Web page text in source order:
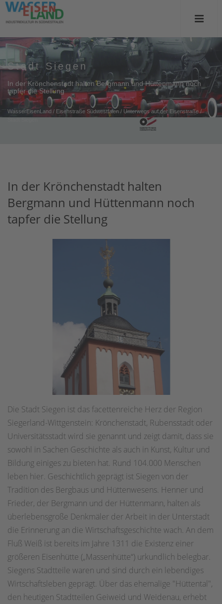
Stadt Siegen
In der Krönchenstadt halten Bergmann und Hüttenmann noch
tapfer die Stellung
WasserEisenLand / Eisenstraße Südwestfalen / Unterwegs auf der Eisenstraße/
In der Krönchenstadt halten
Bergmann und Hüttenmann noch
tapfer die Stellung
Die Stadt Siegen ist das facettenreiche Herz der Region
Siegerland-Wittgenstein: Krönchenstadt, Rubensstadt oder
Universitätsstadt wird sie genannt und zeigt damit, dass sie
sowohl in Sachen Geschichte als auch in Kunst, Kultur und
Bildung einiges zu bieten hat. Rund 104.000 Menschen
leben hier. Geschichtlich geprägt ist Siegen von der
Tradition des Bergbaus und Hüttenwesens. Henner und
Frieder, der Bergmann und der Hüttenmann, halten als
überlebensgroße Denkmäler der Arbeit in der Unterstadt
die Erinnerung an die Wirtschaftsgeschichte wach. An dem
Fluß Weiß ist bereits im Jahre 1311 die Existenz einer
größeren Eisenhütte („Massenhütte“) urkundlich belegbar.
Siegens Stadtteile waren und sind durch ein lebendiges
Wirtschaftsleben geprägt. Über das ehemalige "Hüttental",
den heutigen Stadtteilen Geiweid und Weidenau, erhebt